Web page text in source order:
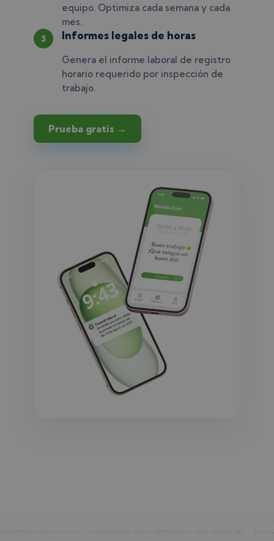
equipo. Optimiza cada semana y cada
mes.
3 Informes legales de horas
Genera el informe laboral de registro
horario requerido por inspección de
trabajo.
Prueba gratis →